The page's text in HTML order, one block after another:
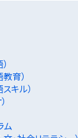
育）
キル）
ム